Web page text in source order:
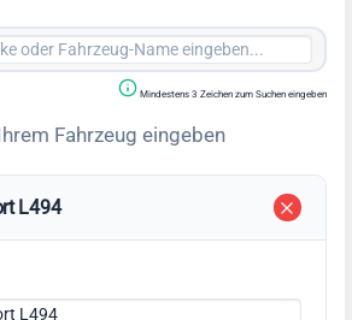
Mindestens 3 Zeichen zum Suchen eingeben
Fahrzeug eingeben
L494